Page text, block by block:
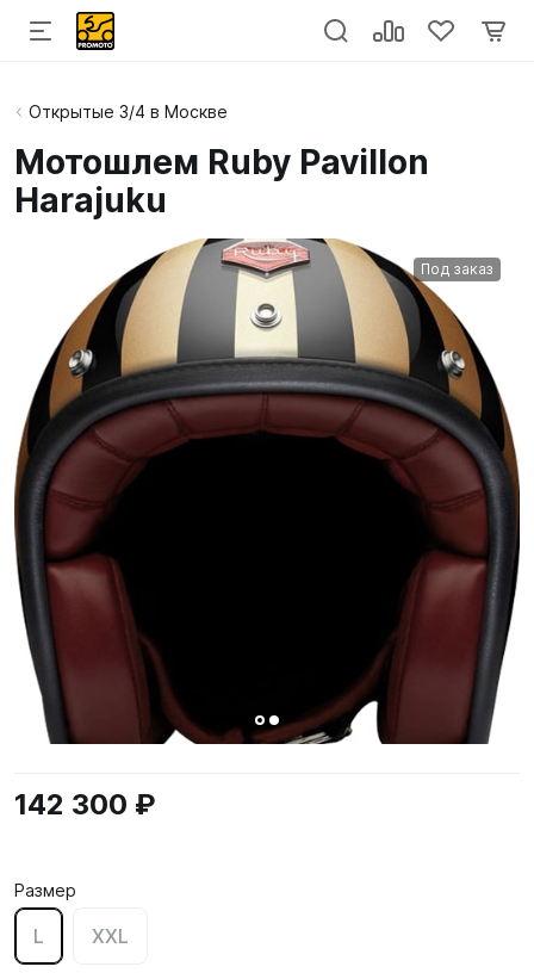
Открытые 3/4 в Москве
Мотошлем Ruby Pavillon
Harajuku
Под заказ
142 300 ₽
Размер
L XXL